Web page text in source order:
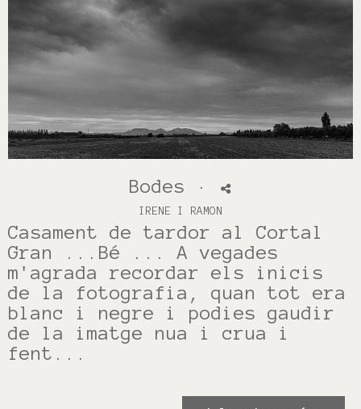
Bodes ·
IRENE I RAMON
Casament de tardor al Cortal
Gran ...Bé ... A vegades
m'agrada recordar els inicis
de la fotografia, quan tot era
blanc i negre i podies gaudir
de la imatge nua i crua i
fent...